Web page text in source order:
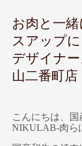
お肉と一
スアップ
デザイナ
山二番町店
こんにちは、
NIKULAB-肉ら